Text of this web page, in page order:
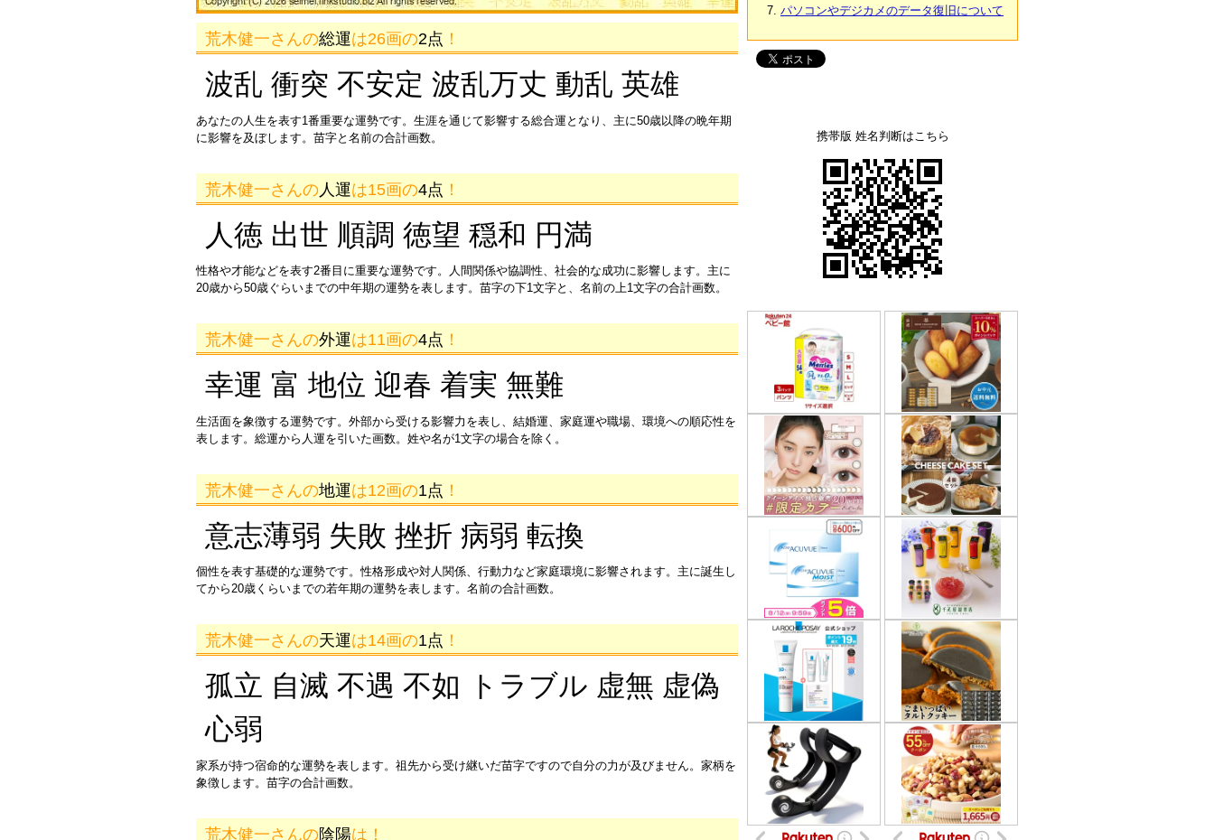
荒木健一さんの総運は26画の2点 ！
波乱 衝突 不安定 波乱万丈 動乱 英雄
あなたの人生を表す1番重要な運勢です。生涯を通じて影響する総合運となり、主に50歳以降の晩年期
に影響を及ぼします。苗字と名前の合計画数。
荒木健一さんの 人運は15画の4点 ！
人徳 出世 順調 徳望 穏和 円満
性格や才能などを表す2番目に重要な運勢です。人間関係や協調性、社会的な成功に影響します。主に
20歳から50歳ぐらいまでの中年期の運勢を表します。苗字の下1文字と、名前の上1文字の合計画数。
荒木健一さんの外運は11画の4点 ！
幸運 富 地位 迎春 着実 無難
生活面を象徴する運勢です。外部から受ける影響力を表し、結婚運、家庭運や職場、環境への順応性を
表します。総運から人運を引いた画数。姓や名が1文字の場合を除く。
荒木健一さんの地運は12画の1点 ！
意志薄弱 失敗 挫折 病弱 転換
個性を表す基礎的な運勢です。性格形成や対人関係、行動力など家庭環境に影響されます。主に誕生し
てから20歳くらいまでの若年期の運勢を表します。名前の合計画数。
荒木健一さんの天運は14画の1点 ！
孤立 自滅 不遇 不如 トラブル 虚無 虚偽
心弱
家系が持つ宿命的な運勢を表します。祖先から受け継いだ苗字ですので自分の力が及びません。家柄を
象徴します。苗字の合計画数。
荒木健一さんの陰陽は！
パソコンやデジカメのデータ復旧について
携帯版 姓名判断はこちら